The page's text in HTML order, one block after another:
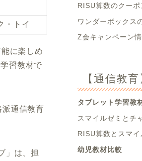
・トイ
に楽しめ
習教材で
通信教育
」は、担
RISU算数のクー
ワンダーボックス
Z会キャンペーン
【通信教
タブレット学習教
スマイルゼミとチ
RISU算数とスマ
幼児教材比較